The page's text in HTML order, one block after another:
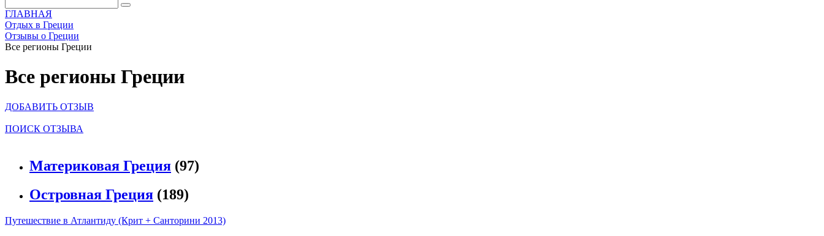
ГЛАВНАЯ
Отдых в Греции
Отзывы о Греции
Все регионы Греции
Все регионы Греции
ДОБАВИТЬ ОТЗЫВ
ПОИСК ОТЗЫВА
Материковая Греция (97)
Островная Греция (189)
Путешествие в Атлантиду (Крит + Санторини 2013)